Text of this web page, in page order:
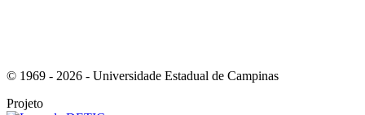
© 1969 - 2026 - Universidade Estadual de Campinas
Projeto